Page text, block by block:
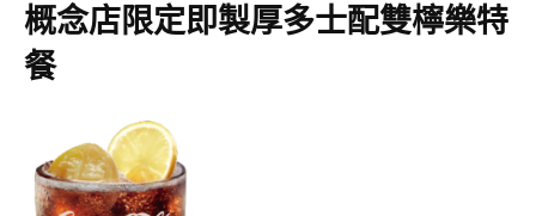
概念店限定即製厚多士配雙檸樂特
餐